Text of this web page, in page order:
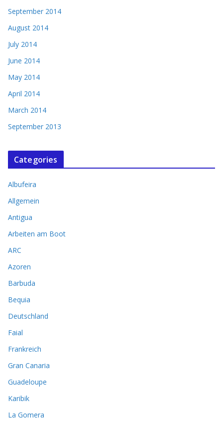
September 2014
August 2014
July 2014
June 2014
May 2014
April 2014
March 2014
September 2013
Categories
Albufeira
Allgemein
Antigua
Arbeiten am Boot
ARC
Azoren
Barbuda
Bequia
Deutschland
Faial
Frankreich
Gran Canaria
Guadeloupe
Karibik
La Gomera